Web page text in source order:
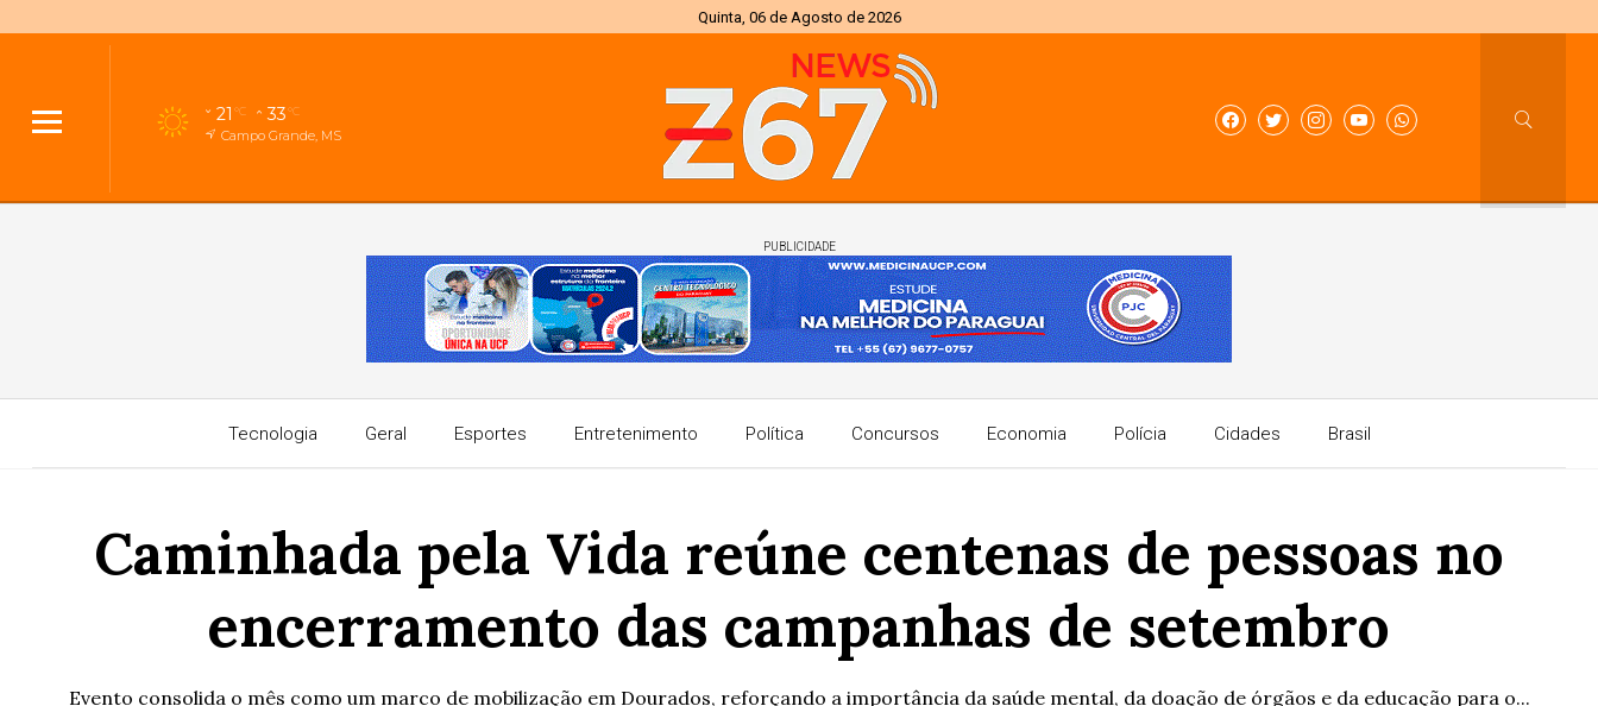
Quinta, 06 de Agosto de 2026
21 °C 33°C
Campo Grande, MS
PUBLICIDADE
Tecnologia Geral Esportes Entretenimento Política Concursos Economia Polícia Cidades Brasil
Caminhada pela Vida reúne centenas de pessoas no
encerramento das campanhas de setembro
Evento consolida o mês como um marco de mobilização em Dourados, reforçando a importância da saúde mental, da doação de órgãos e da educação para o...